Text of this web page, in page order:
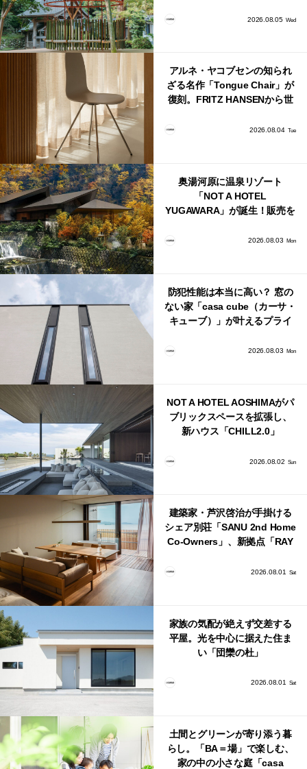
2026.08.05 Wed
アルネ・ヤコブセンの知られ
ざる名作「Tongue Chair」が
復刻。FRITZ HANSENから世
2026.08.04 Tue
奥湯河原に温泉リゾート
「NOT A HOTEL
YUGAWARA」が誕生！販売を
2026.08.03 Mon
防犯性能は本当に高い？ 窓の
ない家「casa cube（カーサ・
キューブ）」が叶えるプライ
2026.08.03 Mon
NOT A HOTEL AOSHIMAがパ
ブリックスペースを拡張し、
新ハウス「CHILL2.0」
2026.08.02 Sun
建築家・芦沢啓治が手掛ける
シェア別荘「SANU 2nd Home
Co-Owners」、新拠点「RAY
2026.08.01 Sat
家族の気配が絶えず交差する
平屋。光を中心に据えた住ま
い「団欒の杜」
2026.08.01 Sat
土間とグリーンが寄り添う暮
らし。「BA＝場」で楽しむ、
家の中の小さな庭「casa